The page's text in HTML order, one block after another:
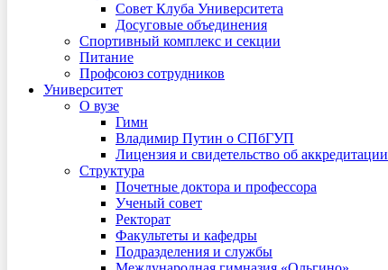
Совет Клуба Университета
Досуговые объединения
Спортивный комплекс и секции
Питание
Профсоюз сотрудников
Университет
О вузе
Гимн
Владимир Путин о СПбГУП
Лицензия и свидетельство об аккредитации
Структура
Почетные доктора и профессора
Ученый совет
Ректорат
Факультеты и кафедры
Подразделения и службы